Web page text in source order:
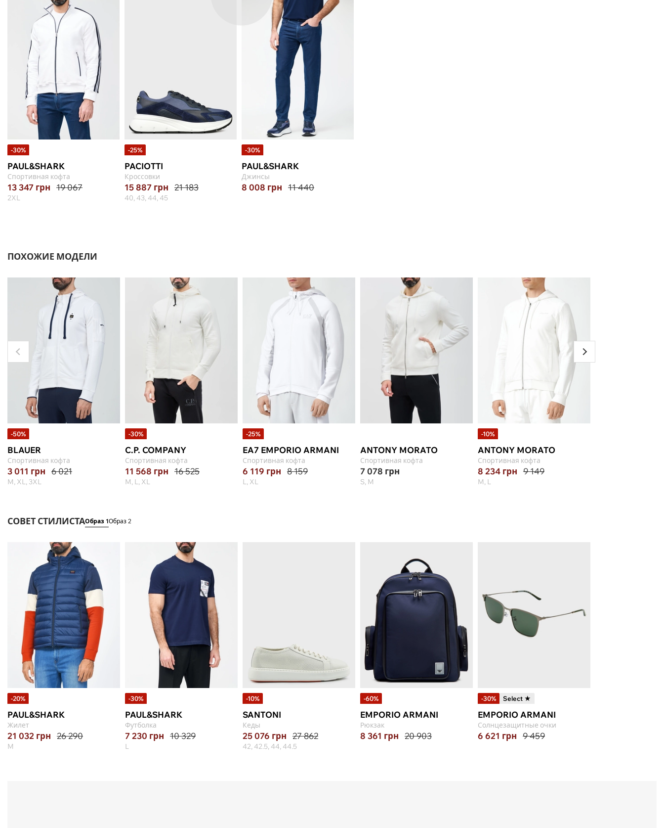
-30%
PAUL&SHARK
Спортивная кофта
13 347 грн 19 067
2XL
-25%
PACIOTTI
Кроссовки
15 887 грн 21 183
40, 43, 44, 45
-30%
PAUL&SHARK
Джинсы
8 008 грн 11 440
ПОХОЖИЕ МОДЕЛИ
-50%
BLAUER
Спортивная кофта
3 011 грн 6 021
M, XL, 3XL
-30%
C.P. COMPANY
Спортивная кофта
11 568 грн 16 525
M, L, XL
-25%
EA7 EMPORIO ARMANI
Спортивная кофта
6 119 грн 8 159
L, XL
ANTONY MORATO
Спортивная кофта
7 078 грн
S, M
-10%
ANTONY MORATO
Спортивная кофта
8 234 грн 9 149
M, L
СОВЕТ СТИЛИСТАОбраз 1Образ 2
-20%
PAUL&SHARK
Жилет
21 032 грн 26 290
M
-30%
PAUL&SHARK
Футболка
7 230 грн 10 329
L
-10%
SANTONI
Кеды
25 076 грн 27 862
42, 42.5, 44, 44.5
-60%
EMPORIO ARMANI
Рюкзак
8 361 грн 20 903
-30% Select ★
EMPORIO ARMANI
Солнцезащитные очки
6 621 грн 9 459